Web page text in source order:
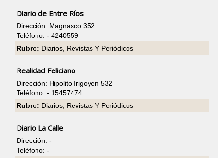
Diario de Entre Ríos
Dirección: Magnasco 352
Teléfono: - 4240559
Rubro: Diarios, Revistas Y Periódicos
Realidad Feliciano
Dirección: Hipolito Irigoyen 532
Teléfono: - 15457474
Rubro: Diarios, Revistas Y Periódicos
Diario La Calle
Dirección: -
Teléfono: -